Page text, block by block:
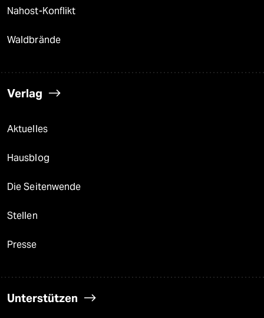
Nahost-Konflikt
Waldbrände
Verlag
Aktuelles
Hausblog
Die Seitenwende
Stellen
Presse
Unterstützen